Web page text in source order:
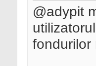
@adypit
fondurilor